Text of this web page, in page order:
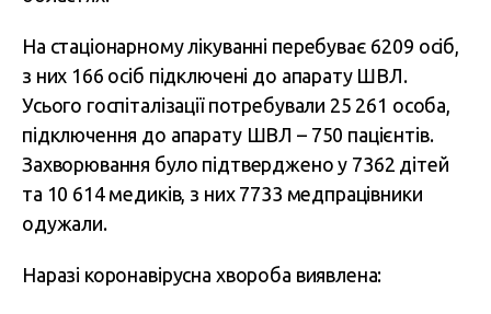
На стаціонарному лікуванні перебуває 6209 осіб,
з них 166 осіб підключені до апарату ШВЛ.
Усього госпіталізації потребували 25 261 особа,
підключення до апарату ШВЛ – 750 пацієнтів.
Захворювання було підтверджено у 7362 дітей
та 10 614 медиків, з них 7733 медпрацівники
одужали.
Наразі коронавірусна хвороба виявлена: